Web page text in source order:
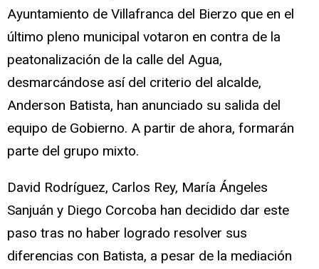
Ayuntamiento de Villafranca del Bierzo que en el
último pleno municipal votaron en contra de la
peatonalización de la calle del Agua,
desmarcándose así del criterio del alcalde,
Anderson Batista, han anunciado su salida del
equipo de Gobierno. A partir de ahora, formarán
parte del grupo mixto.
David Rodríguez, Carlos Rey, María Ángeles
Sanjuán y Diego Corcoba han decidido dar este
paso tras no haber logrado resolver sus
diferencias con Batista, a pesar de la mediación